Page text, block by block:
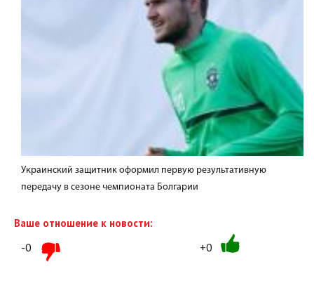
Украинский защитник оформил первую результативную
передачу в сезоне чемпионата Болгарии
Ваше отношение к новости:
-0 +0